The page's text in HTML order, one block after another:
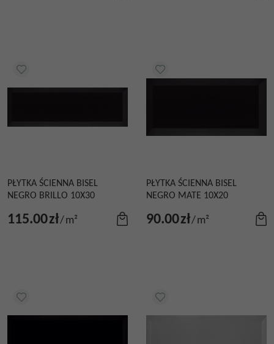
PŁYTKA ŚCIENNA BISEL
NEGRO BRILLO 10X30
115.00zł/m²
PŁYTKA ŚCIENNA BISEL
NEGRO MATE 10X20
90.00zł/m²